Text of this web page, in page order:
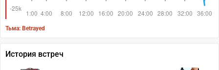
Тьма: Betrayed
История встреч